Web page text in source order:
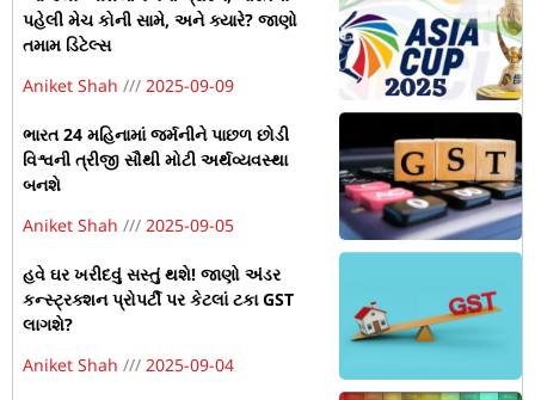
પહેલી મેચ કોની સામે, અને ક્યારે? જાણો
તમામ ડિટેલ્સ
Aniket Shah
2025-09-09
ભારત 24 મહિનામાં જર્મનીને પાછળ છોડી
વિશ્વની ત્રીજી સૌથી મોટી અર્થવ્યવસ્થા
બનશે
Aniket Shah
2025-09-05
હવે ઘર ખરીદવું સસ્તું થશે! જાણો અંડર
કન્સ્ટ્રક્શન પ્રોપર્ટી પર કેટલાં ટકા GST
લાગશે?
Aniket Shah
2025-09-04